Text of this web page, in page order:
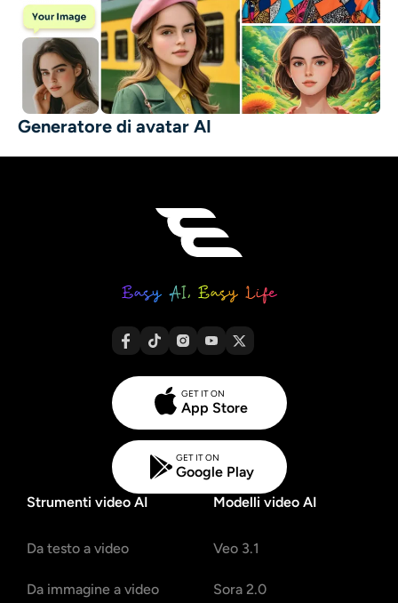
Generatore di avatar AI
GET IT ON
App Store
GET IT ON
Google Play
Strumenti video AI
Da testo a video
Da immagine a video
Modelli video AI
Veo 3.1
Sora 2.0